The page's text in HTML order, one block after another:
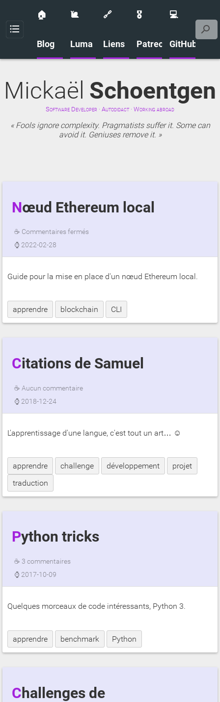
Menu
🏠
Blog
🐌
Luma
🔗
Liens
🎖️
Patreon
💻
GitHub
Mickaël Schoentgen
Software Developer · Autodidact · Working abroad
Fools ignore complexity. Pragmatists suffer it. Some can
avoid it. Geniuses remove it.
Nœud Ethereum local
☕ Commentaires fermés
⌚ 2022-02-28
Guide pour la mise en place d'un nœud Ethereum local.
apprendre blockchain CLI
Citations de Samuel
☕ Aucun commentaire
⌚ 2018-12-24
L'apprentissage d'une langue, c'est tout un art… ☺
apprendre challenge développement
projet
traduction
Python tricks
☕ 3 commentaires
⌚ 2017-10-09
Quelques morceaux de code intéressants, Python 3.
apprendre benchmark Python
Challenges de